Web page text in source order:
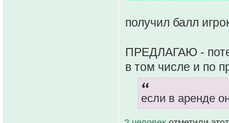
получил балл
ПРЕДЛАГАЮ -
в том числе и по
если в аренде